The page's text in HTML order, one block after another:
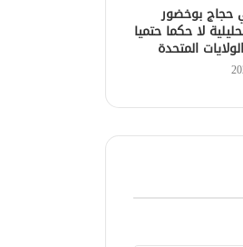
حجاج بوخضور
لا حكما حتميا
المتحدة